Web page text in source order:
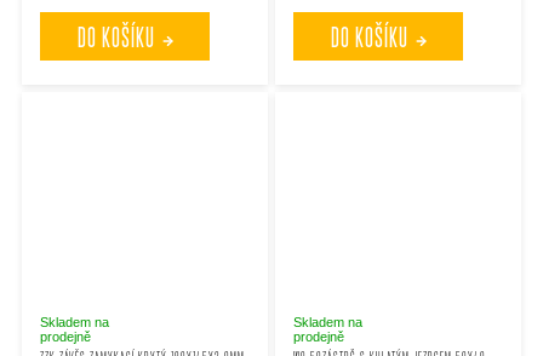
DO KOŠÍKU DO KOŠÍKU
Skladem na
prodejně
Skladem na
prodejně